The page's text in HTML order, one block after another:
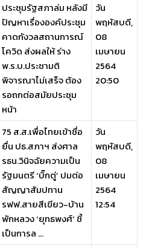
ประชุมรัฐสภาล่ม หลังมี
ปัญหาเรื่ององค์ประชุม
คาดกังวลสถานการณ์
โควิด ส่งผลให้ ร่าง
พ.ร.บ.ประชามติ
พิจารณาไม่เสร็จ ต้อง
รอถกต่อสมัยประชุม
หน้า
วัน
พฤหัสบดี,
08
เมษายน
2564
20:50
75 ส.ส.เพื่อไทยเข้าชื่อ
ยื่น ปธ.สภาฯ ส่งศาล
รธน.วินิจฉัยความเป็น
รัฐมนตรี ‘บิ๊กตู่’ ปมต่อ
สัญญาสัมปทาน
รฟฟ.สายสีเขียว-บ้าน
พักหลวง ‘ยุทธพงศ์’ ชี้
เป็นการล ...
วัน
พฤหัสบดี,
08
เมษายน
2564
12:54